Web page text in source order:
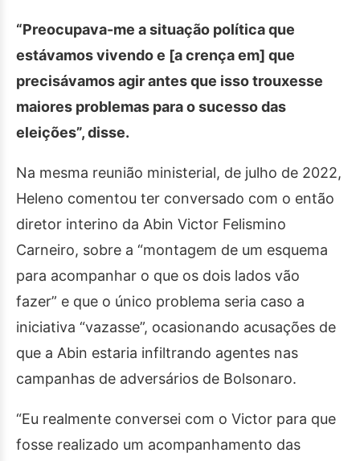
“Preocupava-me a situação política que
estávamos vivendo e [a crença em] que
precisávamos agir antes que isso trouxesse
maiores problemas para o sucesso das
eleições”, disse.
Na mesma reunião ministerial, de julho de 2022,
Heleno comentou ter conversado com o então
diretor interino da Abin Victor Felismino
Carneiro, sobre a “montagem de um esquema
para acompanhar o que os dois lados vão
fazer” e que o único problema seria caso a
iniciativa “vazasse”, ocasionando acusações de
que a Abin estaria infiltrando agentes nas
campanhas de adversários de Bolsonaro.
“Eu realmente conversei com o Victor para que
fosse realizado um acompanhamento das